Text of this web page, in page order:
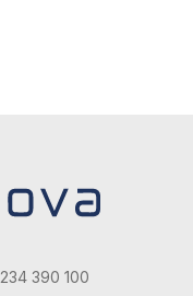
234 390 100